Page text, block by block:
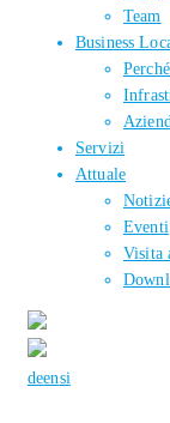
Team
Business
Servizi
Attuale
Eventi
Visita
deensi